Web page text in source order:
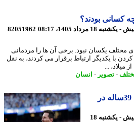
بودند؟
82051962
یکسان نبود. برخی آن ها را مردمانی
یکدیگر ارتباط برقرار می کردند، به نقل
...
-تصویر-انسان
شگفت انگیز مسی 39ساله در
6 ساعت پیش - یکشنبه 18